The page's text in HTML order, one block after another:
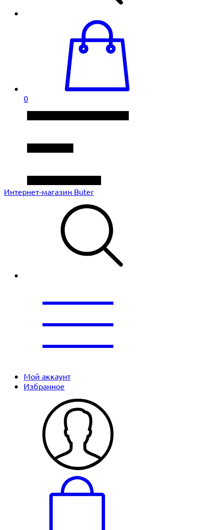
0
Интернет-магазин Buter
Мой аккаунт
Избранное